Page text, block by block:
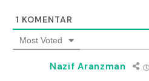
1 KOMENTAR
Most Voted
Nazif Aranzman